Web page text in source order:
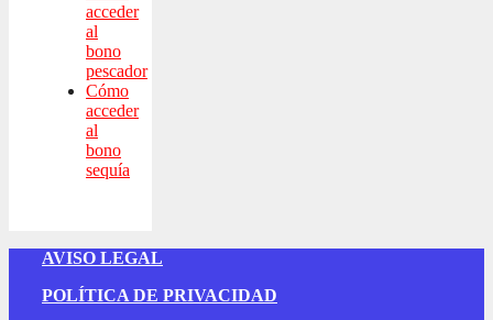
acceder
al
bono
pescador
Cómo
acceder
al
bono
sequía
AVISO LEGAL
POLÍTICA DE PRIVACIDAD